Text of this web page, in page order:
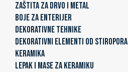
ZAŠTITA ZA DRVO I METAL
BOJE ZA ENTERIJER
DEKORATIVNE TEHNIKE
DEKORATIVNI ELEMENTI OD STIROPORA
KERAMIKA
LEPAK I MASE ZA KERAMIKU